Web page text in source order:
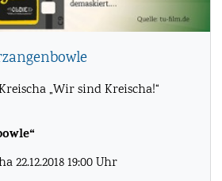
„Wir sind Kreischa!“
22.12.2018 19:00 Uhr